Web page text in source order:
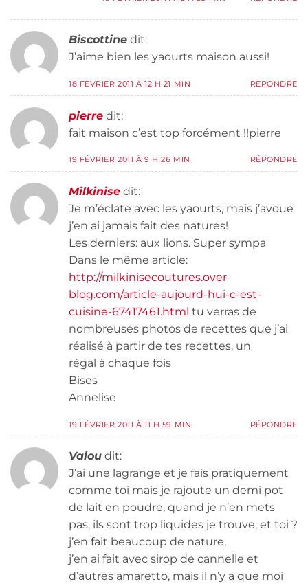
Biscottine dit:
J’aime bien les yaourts maison aussi!
18 FÉVRIER 2011 À 12 H 21 MIN RÉPONDRE
pierre dit:
fait maison c’est top forcément !!pierre
19 FÉVRIER 2011 À 9 H 26 MIN RÉPONDRE
Milkinise dit:
Je m’éclate avec les yaourts, mais j’avoue
j’en ai jamais fait des natures!
Les derniers: aux lions. Super sympa
Dans le même article:
http://milkinisecoutures.over-
blog.com/article-aujourd-hui-c-est-
cuisine-67417461.html tu verras de
nombreuses photos de recettes que j’ai
réalisé à partir de tes recettes, un
régal à chaque fois
Bises
Annelise
19 FÉVRIER 2011 À 11 H 59 MIN RÉPONDRE
Valou dit:
J’ai une lagrange et je fais pratiquement
comme toi mais je rajoute un demi pot
de lait en poudre, quand je n’en mets
pas, ils sont trop liquides je trouve, et toi ?
j’en fait beaucoup de nature,
j’en ai fait avec sirop de cannelle et
d’autres amaretto, mais il n’y a que moi